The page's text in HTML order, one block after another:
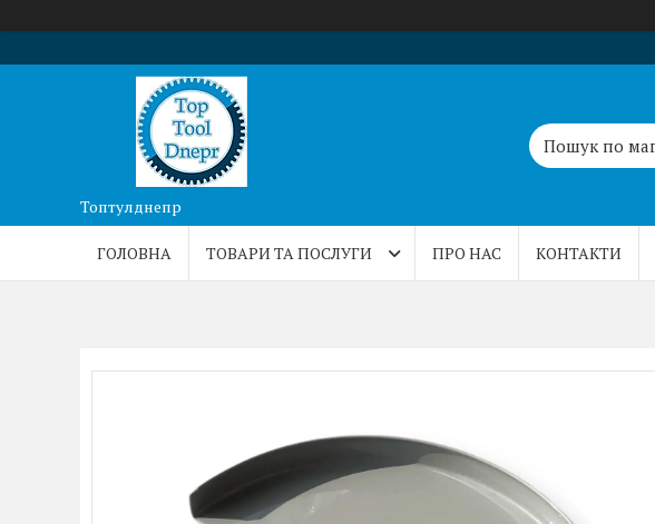
Топтулднепр
ГОЛОВНА ТОВАРИ ТА ПОСЛУГИ ПРО НАС КОНТАКТИ